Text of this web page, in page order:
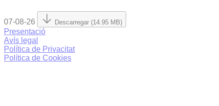
07-08-26 Descarregar (14.95 MB)
Presentació
Avís legal
Política de Privacitat
Política de Cookies